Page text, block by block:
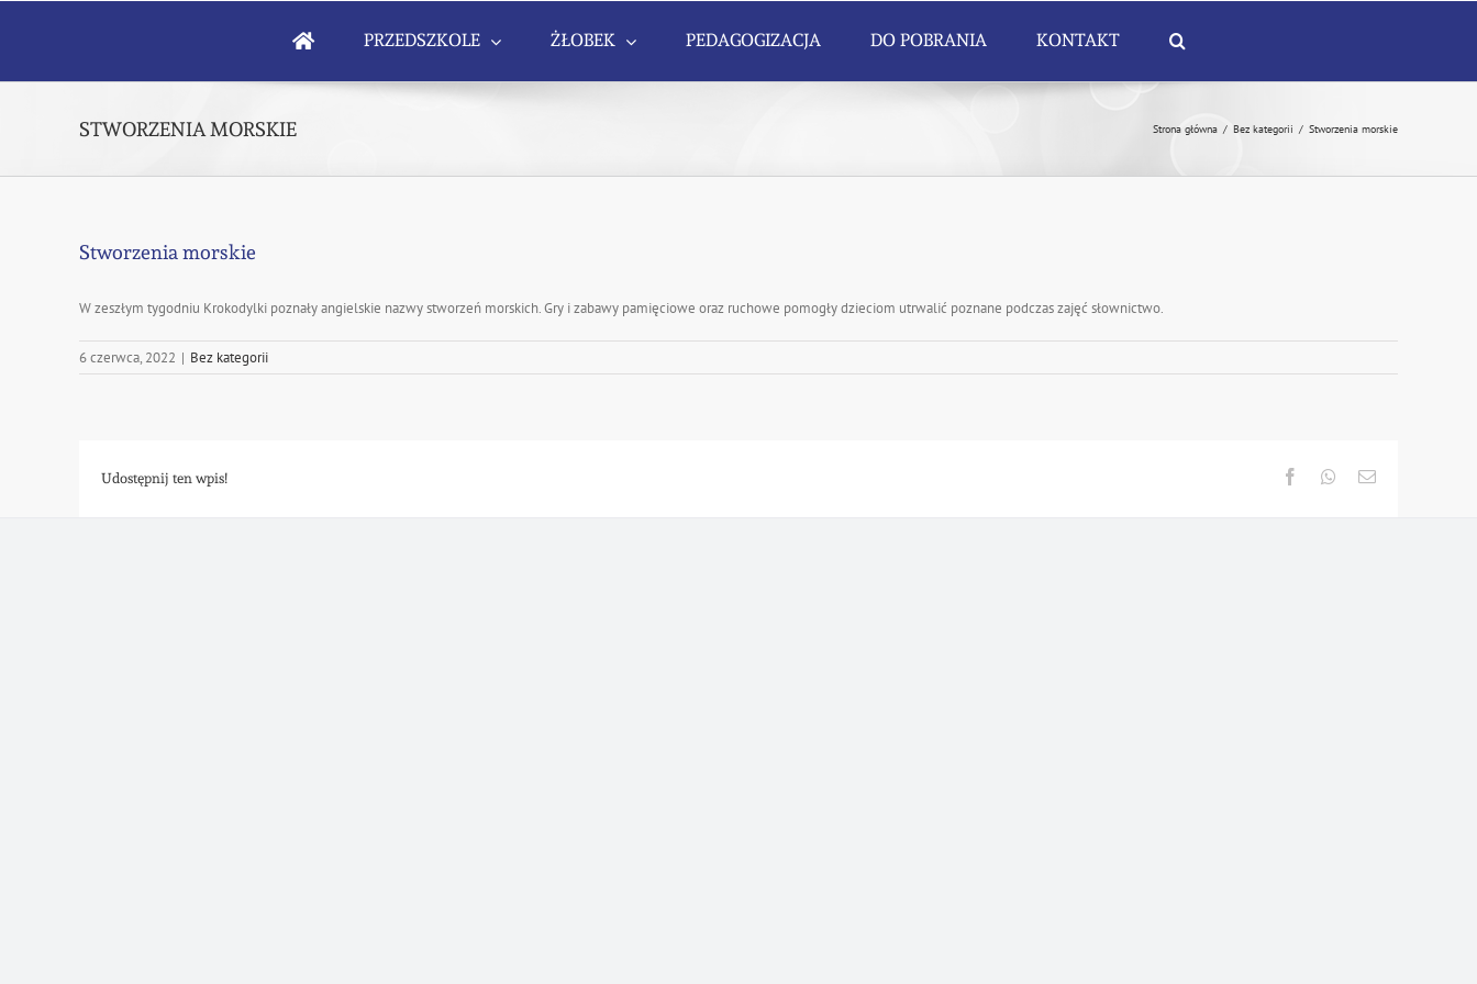
PRZEDSZKOLE ŻŁOBEK PEDAGOGIZACJA DO POBRANIA KONTAKT
STWORZENIA MORSKIE Strona główna / Bez kategorii / Stworzenia morskie
Stworzenia morskie
W zeszłym tygodniu Krokodylki poznały angielskie nazwy stworzeń morskich. Gry i zabawy pamięciowe oraz ruchowe pomogły dzieciom utrwalić poznane podczas zajęć słownictwo.
6 czerwca, 2022 | Bez kategorii
Udostępnij ten wpis! FacebookWhatsapp
Email